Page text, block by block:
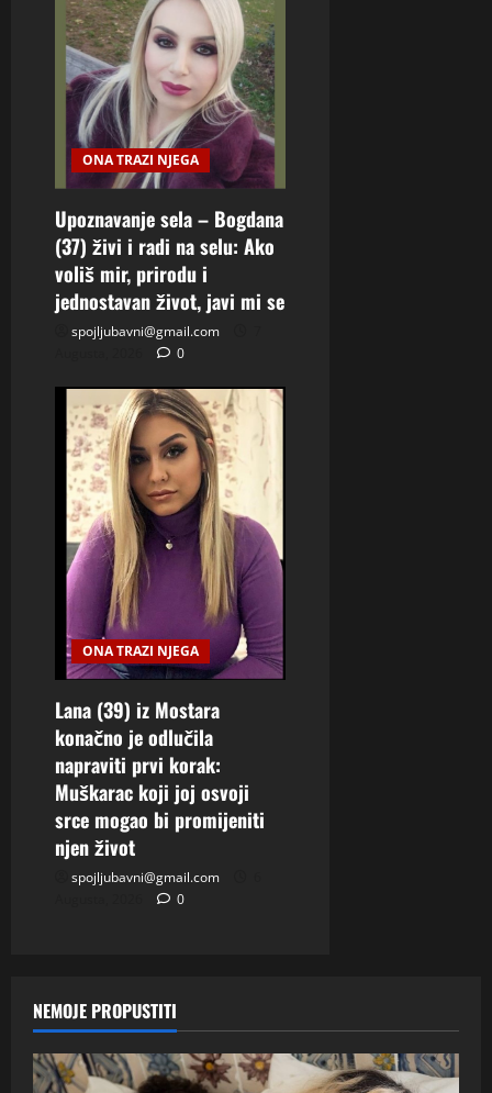
ONA TRAZI NJEGA
Upoznavanje sela – Bogdana
(37) živi i radi na selu: Ako
voliš mir, prirodu i
jednostavan život, javi mi se
spojljubavni@gmail.com
0
ONA TRAZI NJEGA
Lana (39) iz Mostara
konačno je odlučila
napraviti prvi korak:
Muškarac koji joj osvoji
srce mogao bi promijeniti
njen život
spojljubavni@gmail.com
0
NEMOJE PROPUSTITI